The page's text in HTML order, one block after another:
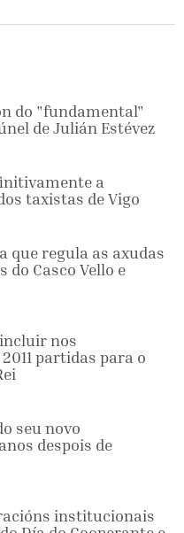
do "fundamental"
de Julián Estévez
a
taxistas de Vigo
que regula as axudas
do Casco Vello e
nos
partidas para o
seu novo
despois de
institucionais